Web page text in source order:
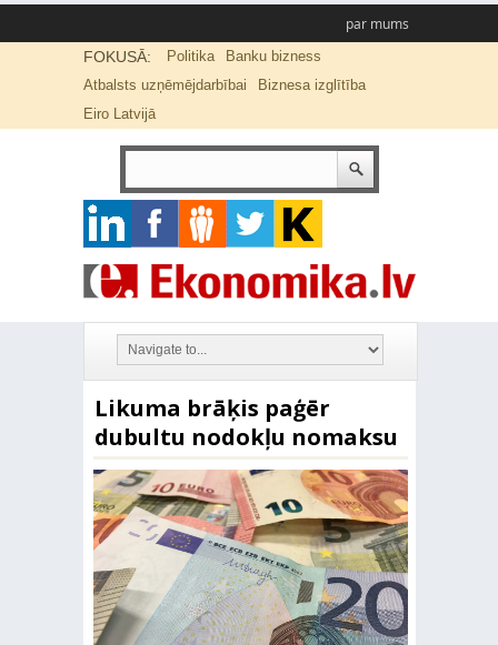
par mums
FOKUSĀ: Politika
Banku bizness
Atbalsts uzņēmējdarbībai
Biznesa izglītība
Eiro Latvijā
Likuma brāķis paģēr
dubultu nodokļu nomaksu